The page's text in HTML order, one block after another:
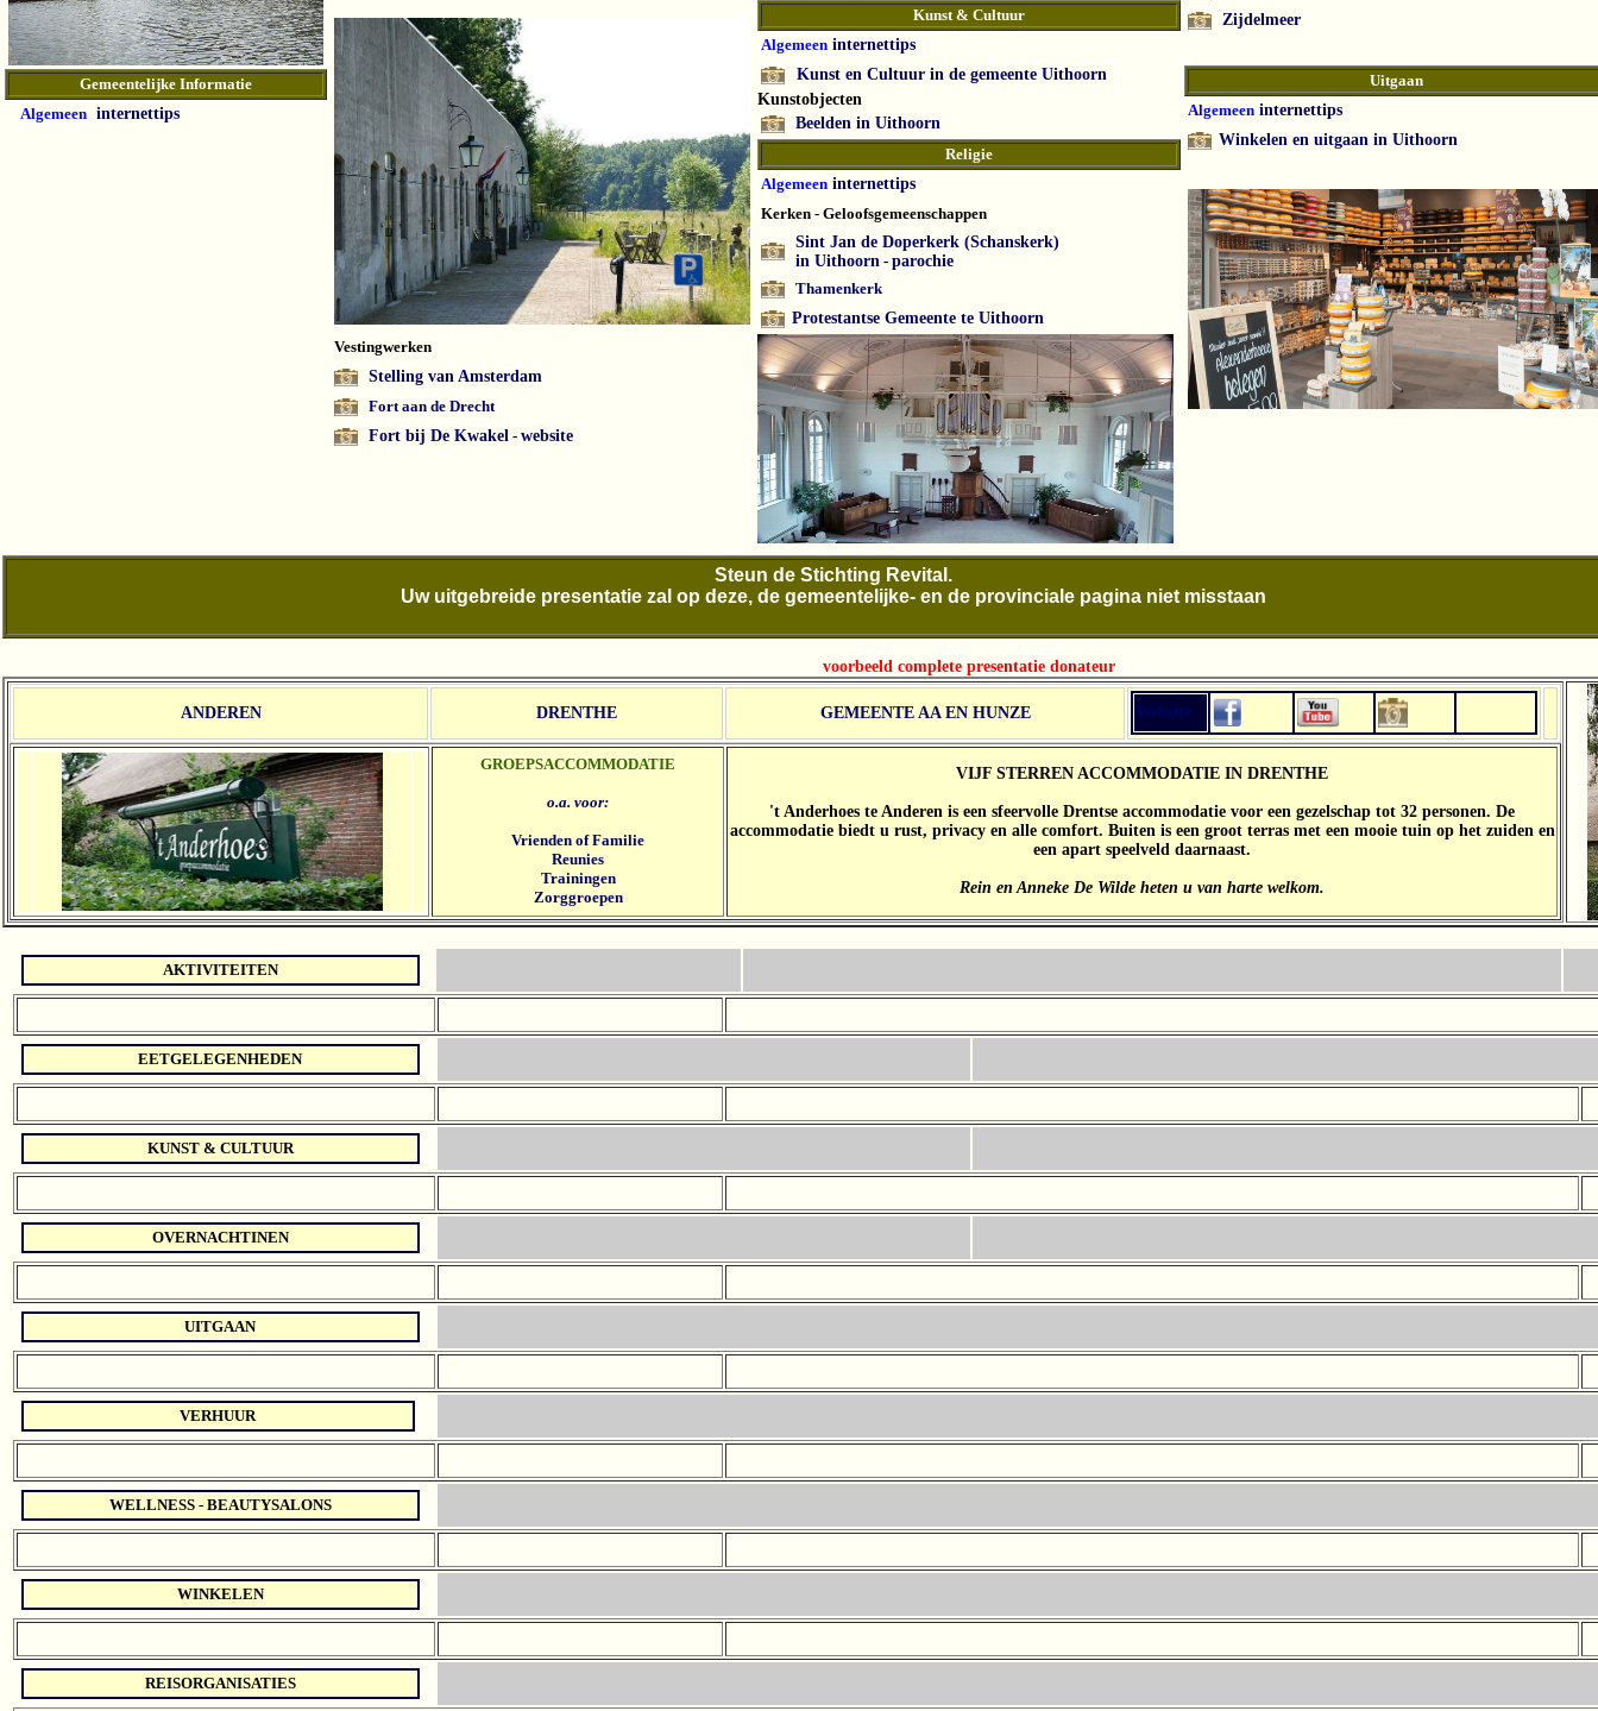
Gemeentelijke Informatie
Algemeen internettips
Vestingwerken
Stelling van Amsterdam
Fort aan de Drecht
Fort bij De Kwakel - website
Kunst & Cultuur
Algemeen internettips
Kunst en Cultuur in de gemeente Uithoorn
Kunstobjecten
Beelden in Uithoorn
Religie
Algemeen internettips
Kerken - Geloofsgemeenschappen
Sint Jan de Doperkerk (Schanskerk)
in Uithoorn - parochie
Thamenkerk
Protestantse Gemeente te Uithoorn
Zijdelmeer
Uitgaan
Algemeen internettips
Winkelen en uitgaan in Uithoorn
Steun de Stichting Revital.
Uw uitgebreide presentatie zal op deze, de gemeentelijke- en de provinciale pagina niet misstaan
voorbeeld complete presentatie donateur
ANDEREN DRENTHE GEMEENTE AA EN HUNZE Website
GROEPSACCOMMODATIE
o.a. voor:
Vrienden of Familie
Reunies
Trainingen
Zorggroepen
VIJF STERREN ACCOMMODATIE IN DRENTHE
't Anderhoes te Anderen is een sfeervolle Drentse accommodatie voor een gezelschap tot 32 personen. De
accommodatie biedt u rust, privacy en alle comfort. Buiten is een groot terras met een mooie tuin op het zuiden en
een apart speelveld daarnaast.
Rein en Anneke De Wilde heten u van harte welkom.
AKTIVITEITEN
EETGELEGENHEDEN
KUNST & CULTUUR
OVERNACHTINEN
UITGAAN
VERHUUR
WELLNESS - BEAUTYSALONS
WINKELEN
REISORGANISATIES